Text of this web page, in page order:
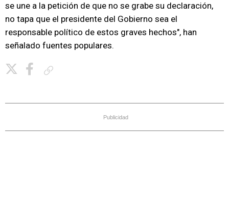
se une a la petición de que no se grabe su declaración,
no tapa que el presidente del Gobierno sea el
responsable político de estos graves hechos", han
señalado fuentes populares.
Publicidad